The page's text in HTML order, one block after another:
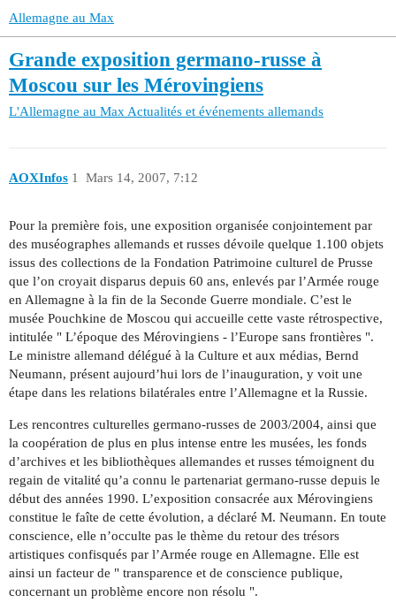
Allemagne au Max
Grande exposition germano-russe à
Moscou sur les Mérovingiens
L'Allemagne au MaxActualités et événements allemands
AOXInfos Mars 14, 2007, 7:12
1
Pour la première fois, une exposition organisée conjointement par
des muséographes allemands et russes dévoile quelque 1.100 objets
issus des collections de la Fondation Patrimoine culturel de Prusse
que l’on croyait disparus depuis 60 ans, enlevés par l’Armée rouge
en Allemagne à la fin de la Seconde Guerre mondiale. C’est le
musée Pouchkine de Moscou qui accueille cette vaste rétrospective,
intitulée " L’époque des Mérovingiens - l’Europe sans frontières ".
Le ministre allemand délégué à la Culture et aux médias, Bernd
Neumann, présent aujourd’hui lors de l’inauguration, y voit une
étape dans les relations bilatérales entre l’Allemagne et la Russie.
Les rencontres culturelles germano-russes de 2003/2004, ainsi que
la coopération de plus en plus intense entre les musées, les fonds
d’archives et les bibliothèques allemandes et russes témoignent du
regain de vitalité qu’a connu le partenariat germano-russe depuis le
début des années 1990. L’exposition consacrée aux Mérovingiens
constitue le faîte de cette évolution, a déclaré M. Neumann. En toute
conscience, elle n’occulte pas le thème du retour des trésors
artistiques confisqués par l’Armée rouge en Allemagne. Elle est
ainsi un facteur de " transparence et de conscience publique,
concernant un problème encore non résolu ".